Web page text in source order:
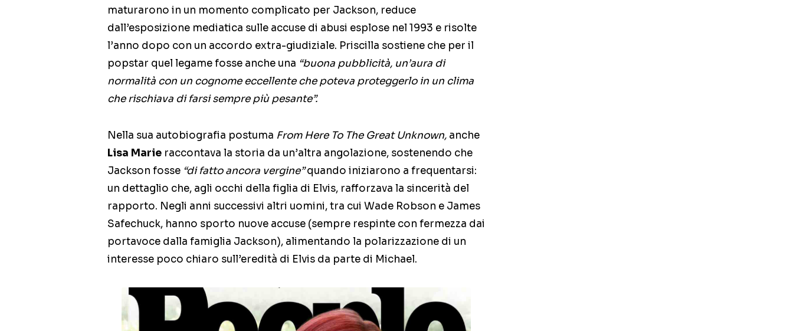
maturarono in un momento complicato per Jackson, reduce
dall’esposizione mediatica sulle accuse di abusi esplose nel 1993 e risolte
l’anno dopo con un accordo extra-giudiziale. Priscilla sostiene che per il
popstar quel legame fosse anche una “buona pubblicità, un’aura di
normalità con un cognome eccellente che poteva proteggerlo in un clima
che rischiava di farsi sempre più pesante”.
Nella sua autobiografia postuma From Here To The Great Unknown, anche
Lisa Marie raccontava la storia da un’altra angolazione, sostenendo che
Jackson fosse “di fatto ancora vergine”quando iniziarono a frequentarsi:
un dettaglio che, agli occhi della figlia di Elvis, rafforzava la sincerità del
rapporto. Negli anni successivi altri uomini, tra cui Wade Robson e James
Safechuck, hanno sporto nuove accuse (sempre respinte con fermezza dai
portavoce dalla famiglia Jackson), alimentando la polarizzazione di un
interesse poco chiaro sull’eredità di Elvis da parte di Michael.